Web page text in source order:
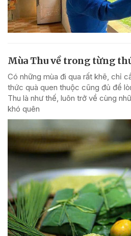
Mùa Thu về trong từng
Có những mùa đi qua rất khẽ, chỉ
thức quà quen thuộc cũng đủ để
Thu là như thế, luôn trở về cùng
khó quên